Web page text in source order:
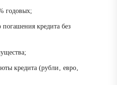
годовых;
кредита без
кредита (рубли‚ евро‚